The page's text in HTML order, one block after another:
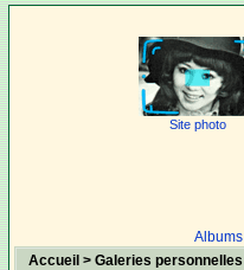
Site photo
Albums
Accueil > Galeries personnelles